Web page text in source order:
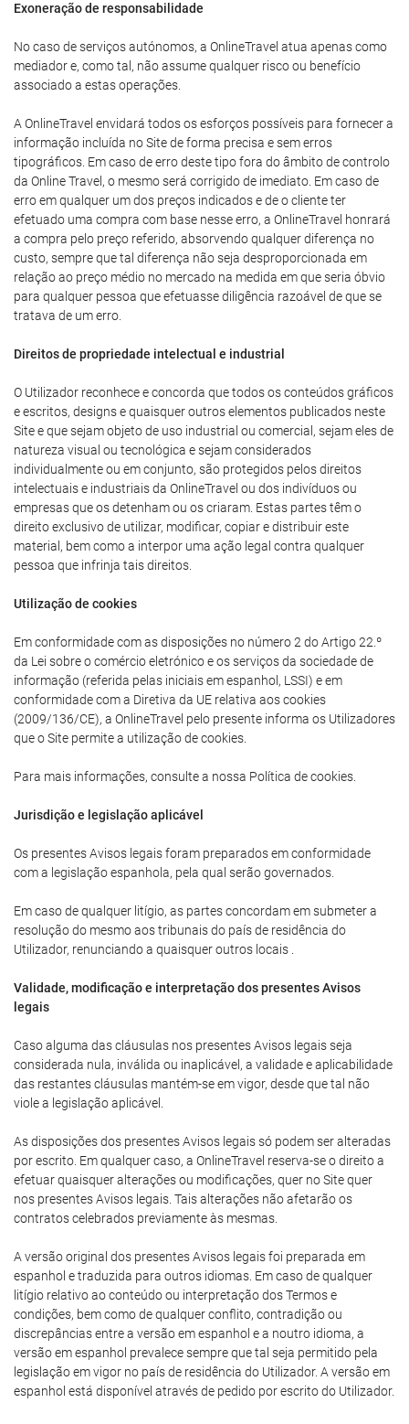
Exoneração de responsabilidade
No caso de serviços autónomos, a OnlineTravel atua apenas como
mediador e, como tal, não assume qualquer risco ou benefício
associado a estas operações.
A OnlineTravel envidará todos os esforços possíveis para fornecer a
informação incluída no Site de forma precisa e sem erros
tipográficos. Em caso de erro deste tipo fora do âmbito de controlo
da Online Travel, o mesmo será corrigido de imediato. Em caso de
erro em qualquer um dos preços indicados e de o cliente ter
efetuado uma compra com base nesse erro, a OnlineTravel honrará
a compra pelo preço referido, absorvendo qualquer diferença no
custo, sempre que tal diferença não seja desproporcionada em
relação ao preço médio no mercado na medida em que seria óbvio
para qualquer pessoa que efetuasse diligência razoável de que se
tratava de um erro.
Direitos de propriedade intelectual e industrial
O Utilizador reconhece e concorda que todos os conteúdos gráficos
e escritos, designs e quaisquer outros elementos publicados neste
Site e que sejam objeto de uso industrial ou comercial, sejam eles de
natureza visual ou tecnológica e sejam considerados
individualmente ou em conjunto, são protegidos pelos direitos
intelectuais e industriais da OnlineTravel ou dos indivíduos ou
empresas que os detenham ou os criaram. Estas partes têm o
direito exclusivo de utilizar, modificar, copiar e distribuir este
material, bem como a interpor uma ação legal contra qualquer
pessoa que infrinja tais direitos.
Utilização de cookies
Em conformidade com as disposições no número 2 do Artigo 22.º
da Lei sobre o comércio eletrónico e os serviços da sociedade de
informação (referida pelas iniciais em espanhol, LSSI) e em
conformidade com a Diretiva da UE relativa aos cookies
(2009/136/CE), a OnlineTravel pelo presente informa os Utilizadores
que o Site permite a utilização de cookies.
Para mais informações, consulte a nossa Política de cookies.
Jurisdição e legislação aplicável
Os presentes Avisos legais foram preparados em conformidade
com a legislação espanhola, pela qual serão governados.
Em caso de qualquer litígio, as partes concordam em submeter a
resolução do mesmo aos tribunais do país de residência do
Utilizador, renunciando a quaisquer outros locais .
Validade, modificação e interpretação dos presentes Avisos
legais
Caso alguma das cláusulas nos presentes Avisos legais seja
considerada nula, inválida ou inaplicável, a validade e aplicabilidade
das restantes cláusulas mantém-se em vigor, desde que tal não
viole a legislação aplicável.
As disposições dos presentes Avisos legais só podem ser alteradas
por escrito. Em qualquer caso, a OnlineTravel reserva-se o direito a
efetuar quaisquer alterações ou modificações, quer no Site quer
nos presentes Avisos legais. Tais alterações não afetarão os
contratos celebrados previamente às mesmas.
A versão original dos presentes Avisos legais foi preparada em
espanhol e traduzida para outros idiomas. Em caso de qualquer
litígio relativo ao conteúdo ou interpretação dos Termos e
condições, bem como de qualquer conflito, contradição ou
discrepâncias entre a versão em espanhol e a noutro idioma, a
versão em espanhol prevalece sempre que tal seja permitido pela
legislação em vigor no país de residência do Utilizador. A versão em
espanhol está disponível através de pedido por escrito do Utilizador.